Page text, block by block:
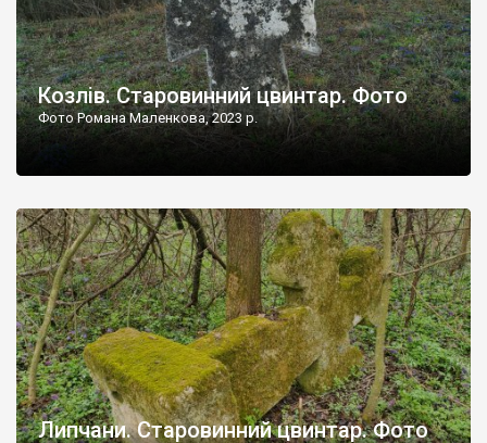
Козлів. Старовинний цвинтар. Фото
Фото Романа Маленкова, 2023 р.
Липчани. Старовинний цвинтар. Фото